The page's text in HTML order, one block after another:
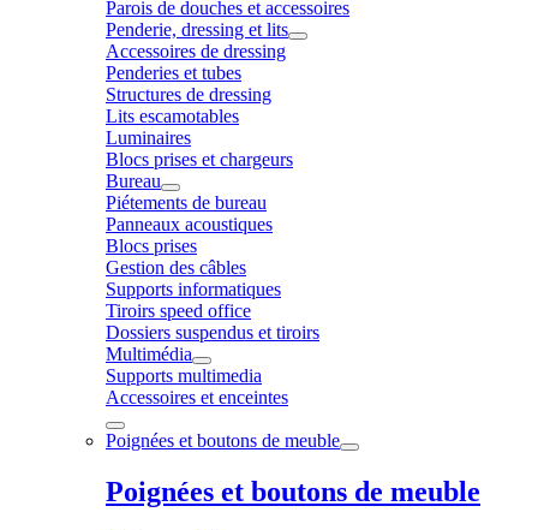
Parois de douches et accessoires
Penderie, dressing et lits
Accessoires de dressing
Penderies et tubes
Structures de dressing
Lits escamotables
Luminaires
Blocs prises et chargeurs
Bureau
Piétements de bureau
Panneaux acoustiques
Blocs prises
Gestion des câbles
Supports informatiques
Tiroirs speed office
Dossiers suspendus et tiroirs
Multimédia
Supports multimedia
Accessoires et enceintes
Poignées et boutons de meuble
Poignées et boutons de meuble